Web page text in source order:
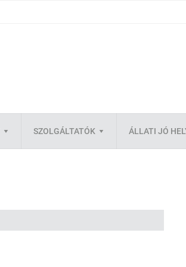
SZOLGÁLTATÓK ÁLLATI JÓ